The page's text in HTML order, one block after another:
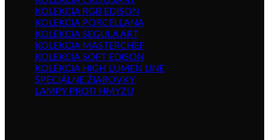
KOLEKCIA RGB EDISON
KOLEKCIA PORCELLANA
KOLEKCIA SEGULA ART
KOLEKCIA MASTERCHEF
KOLEKCIA SOFT EDISON
KOLEKCIA HIGH LUMEN LINE
ŠPECIÁLNE ŽIAROVKY
LAMPY PROTI HMYZU